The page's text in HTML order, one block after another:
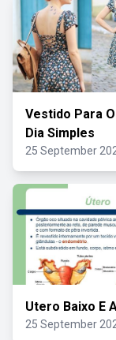
Vestido Para
Dia Simples
25 September
Utero Baixo E
25 September